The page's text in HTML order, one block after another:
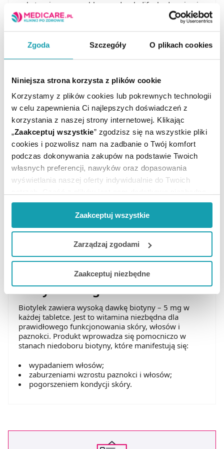
Zgoda Szczegóły O plikach cookies
Niniejsza strona korzysta z plików cookie
Korzystamy z plików cookies lub pokrewnych technologii
w celu zapewnienia Ci najlepszych doświadczeń z
korzystania z naszej strony internetowej. Klikając
„Zaakceptuj wszystkie” zgodzisz się na wszystkie pliki
cookies i pozwolisz nam na zadbanie o Twój komfort
podczas dokonywania zakupów na podstawie Twoich
własnych preferencji, nawyków oraz dopasowania
wyświetlania naszej oferty indywidualnie do Twoich
do prawidłowego działania Portalu oraz jego
funkcjonalności. W zależności od funkcji, dane o tym jak
korzystasz z naszej witryny będą również przekazywane
do naszych Partnerów marketingowych i analitycznych.
Jeżeli chcesz dostosować swoją zgodę i wybrać tylko
niektóre dodatkowe funkcje, z którymi wiąże się
zbieranie danych o Twojej aktywności dokonaj
preferowanych przez Ciebie wyborów i kliknij „
zgodami”.
Możesz również kliknąć „Zaakceptuj niezbędne”, co
będzie oznaczało, że nie wyrażasz zgody na
pozyskiwanie od Ciebie danych, które nie są niezbędne
dla funkcjonowania Strony. Będzie się to jednak wiązało
z brakiem dostępu do wszystkich funkcjonalności
Zaakceptuj wszystkie
Zarządzaj zgodami
Zaakceptuj niezbędne
substancje czynne: chlorowodorek difenhydraminy i
jednowodny chlorowodorek lidokainy. Preparat działa
wielokierunkowo:
miejscowo znieczula skórę, przynosząc ulgę już w
ciągu 2 minut od nałożenia;
łagodzi swędzenie, obrzęk i ból w miejscu
Produkt występuje w formie żelu, co ułatwia jego
substancji aktywnych.
Amipryd
Amipryd jest lekiem wydawanym z przepisu lekarza,
który znalazł zastosowanie w leczeniu schizofrenii.
Wdraża się go u pacjentów z objawami, takimi jak:
urojenia i omamy;
zaburzenia myślenia;
otępienie emocjonalne;
wycofanie z życia społecznego.
Amipryd zawiera amisulpryd, który należy do grupy
leków przeciwpsychotycznych. Jego działanie opiera
się na regulacji aktywności dopaminergicznej w
mózgu. Pomaga tym samym w łagodzeniu objawów
schizofrenii zarówno w fazie ostrej, jak i przewlekłej.
Biotylek 5 mg
Biotylek zawiera wysoką dawkę biotyny – 5 mg w
każdej tabletce. Jest to witamina niezbędna dla
prawidłowego funkcjonowania skóry, włosów i
paznokci. Produkt wprowadza się pomocniczo w
stanach niedoboru biotyny, które manifestują się:
wypadaniem włosów;
zaburzeniami wzrostu paznokci i włosów;
pogorszeniem kondycji skóry.